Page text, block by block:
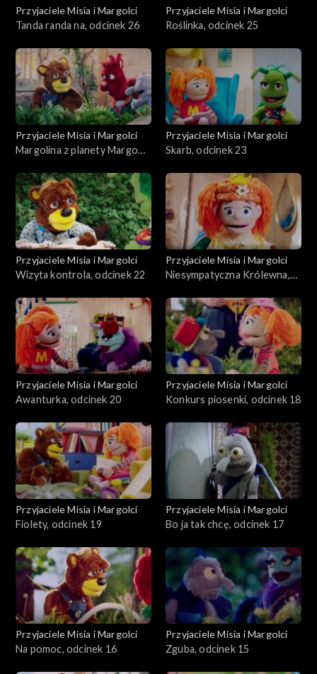
Przyjaciele Misia i Margolci
Tanda randa na, odcinek 26
Przyjaciele Misia i Margolci
Roślinka, odcinek 25
Przyjaciele Misia i Margolci
Margolina z planety Margo
Przyjaciele Misia i Margolci
Skarb, odcinek 23
Przyjaciele Misia i Margolci
Wizyta kontrola, odcinek 22
Przyjaciele Misia i Margolci
Niesympatyczna Królewna,
Przyjaciele Misia i Margolci
Awanturka, odcinek 20
Przyjaciele Misia i Margolci
Konkurs piosenki, odcinek 18
Przyjaciele Misia i Margolci
Fiolety, odcinek 19
Przyjaciele Misia i Margolci
Bo ja tak chcę, odcinek 17
Przyjaciele Misia i Margolci
Na pomoc, odcinek 16
Przyjaciele Misia i Margolci
Zguba, odcinek 15